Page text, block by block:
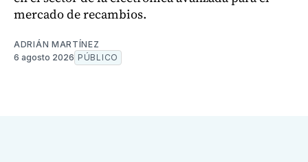
mercado de recambios.
ADRIÁN MARTÍNEZ
6 agosto 2026 PÚBLICO